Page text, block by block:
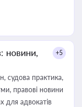
новини,
+5
судова практика,
правові новини
для адвокатів